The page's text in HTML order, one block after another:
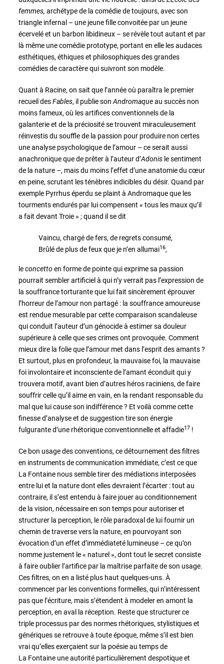
femmes, archétype de la comédie de toujours, avec son
triangle infernal – une jeune fille convoitée par un jeune
écervelé et un barbon libidineux – se révèle tout autant et par
là même une comédie prototype, portant en elle les audaces
esthétiques, éthiques et philosophiques des grandes
comédies de caractère qui suivront son modèle.
Quant à Racine, on sait que l’année où paraîtra le premier
recueil desFables, il publie son Andromaqueau succès non
moins fameux, où les artifices conventionnels de la
galanterie et de la préciosité se trouvent miraculeusement
réinvestis du souffle de la passion pour produire non certes
une analyse psychologique de l’amour – ce serait aussi
anachronique que de prêter à l’auteur d’Adonis le sentiment
de la nature –, mais du moins l’effet d’une anatomie du cœur
en peine, scrutant les ténèbres indicibles du désir. Quand par
exemple Pyrrhus éperdu se plaint à Andromaque que les
tourments endurés par lui compensent « tous les maux qu’il
a fait devant Troie » ; quand il se dit
Vaincu, chargé de fers, de regrets consumé,
Brûlé de plus de feux que je n’en allumai16,
leconcettoen forme de pointe qui exprime sa passion
pourrait sembler artificiel à qui n’y verrait pas l’expression de
la souffrance torturante que lui fait sincèrement éprouver
l’horreur de l’amour non partagé : la souffrance amoureuse
est rendue mesurable par cette comparaison scandaleuse
qui conduit l’auteur d’un génocide à estimer sa douleur
supérieure à celle que ses crimes ont provoquée. Comment
mieux dire la folie que l’amour met dans l’esprit des amants ?
Et surtout, plus en profondeur, la mauvaise foi, la mauvaise
foi involontaire et inconsciente de l’amant éconduit qui y
trouvera motif, avant bien d’autres héros raciniens, de faire
souffrir celle qu’il aime en vain, en la rendant responsable du
mal que lui cause son indifférence ? Et voilà comme cette
finesse d’analyse et de suggestion tire son énergie
fulgurante d’une rhétorique conventionnelle et affadie17 !
Ce bon usage des conventions, ce détournement des filtres
en instruments de communication immédiate, c’est ce que
La Fontaine nous semble tirer des médiations interposées
entre lui et la nature dont elles devraient l’écarter : tout au
contraire, il s’est entendu à faire jouer au conditionnement
de la vision, nécessaire en son temps pour autoriser et
structurer la perception, le rôle paradoxal de lui fournir un
chemin de traverse vers la nature, en pourvoyant son
évocation d’un effet d’immédiateté lumineuse – ce qu’on
nomme justement le « naturel », dont tout le secret consiste
à faire oublier l’artifice par la maîtrise parfaite de son usage.
Ces filtres, on en a listé plus haut quelques-uns. À
commencer par les conventions formelles, qui n’intéressent
pas que l’écriture, mais s’étendent à modeler en amont la
perception, en aval la réception. Reste que structurer ce
triple processus par des normes rhétoriques, stylistiques et
génériques se retrouve à toute époque, même s’il est bien
vrai qu’elles exerçaient sur la poésie au temps de
La Fontaine une autorité particulièrement despotique et